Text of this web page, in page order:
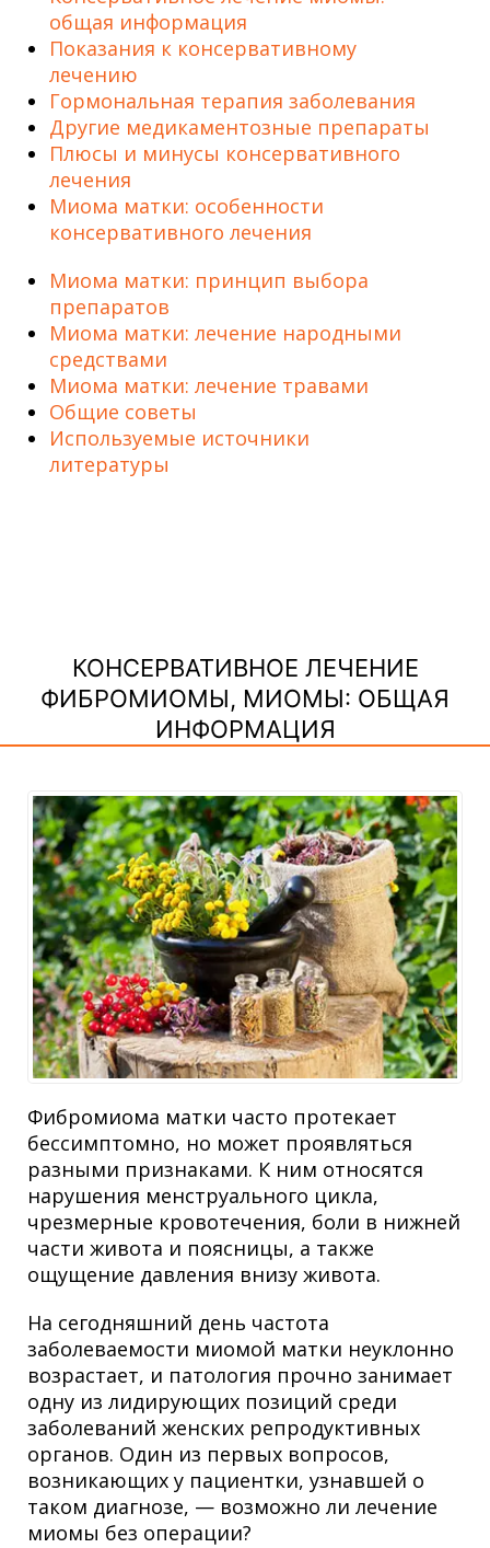
общая информация
Показания к консервативному
лечению
Гормональная терапия заболевания
Другие медикаментозные препараты
Плюсы и минусы консервативного
лечения
Миома матки: особенности
консервативного лечения
Миома матки: принцип выбора
препаратов
Миома матки: лечение народными
средствами
Миома матки: лечение травами
Общие советы
Используемые источники
литературы
КОНСЕРВАТИВНОЕ ЛЕЧЕНИЕ
ФИБРОМИОМЫ, МИОМЫ: ОБЩАЯ
ИНФОРМАЦИЯ
Фибромиома матки часто протекает
бессимптомно, но может проявляться
разными признаками. К ним относятся
нарушения менструального цикла,
чрезмерные кровотечения, боли в нижней
части живота и поясницы, а также
ощущение давления внизу живота.
На сегодняшний день частота
заболеваемости миомой матки неуклонно
возрастает, и патология прочно занимает
одну из лидирующих позиций среди
заболеваний женских репродуктивных
органов. Один из первых вопросов,
возникающих у пациентки, узнавшей о
таком диагнозе, — возможно ли лечение
миомы без операции?